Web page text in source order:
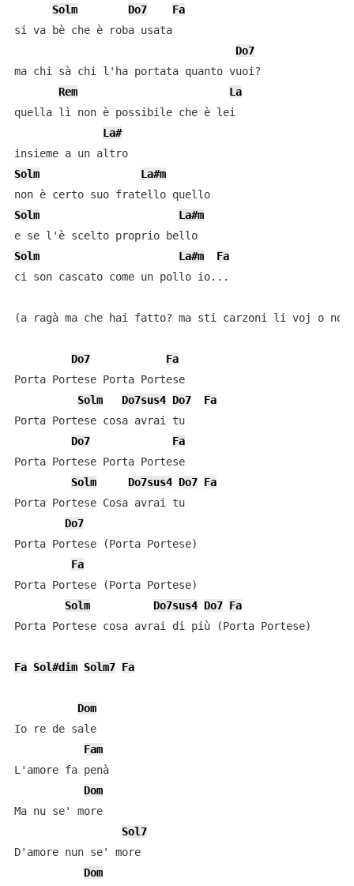
Solm Do7
Fa
si va bè che è roba usata
Do7
ma chi sà chi l'ha portata quanto vuoi?
Rem
La
quella lì non è possibile che è lei
La#
insieme a un altro
Solm
La#m
non è certo suo fratello quello
Solm
La#m
e se l'è scelto proprio bello
Solm
La#m
Fa
ci son cascato come un pollo io...
(a ragà ma che hai fatto? ma sti carzoni li voj o
Do7
Fa
Porta Portese Porta Portese
Solm
Do7sus4 Do7
Fa
Porta Portese cosa avrai tu
Do7
Fa
Porta Portese Porta Portese
Solm
Do7sus4 Do7 Fa
Porta Portese Cosa avrai tu
Do7
Porta Portese (Porta Portese)
Fa
Porta Portese (Porta Portese)
Solm
Do7sus4 Do7 Fa
Porta Portese cosa avrai di più (Porta Portese)
Fa Sol#dim Solm7 Fa
Dom
Io re de sale
Fam
L'amore fa penà
Dom
Ma nu se' more
Sol7
D'amore nun se' more
Dom